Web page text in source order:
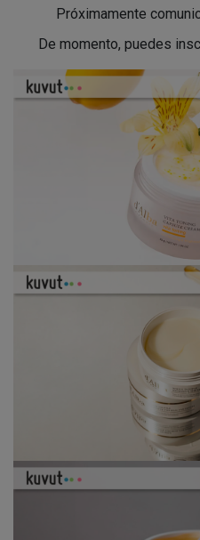
Próximamente
De momento, puedes